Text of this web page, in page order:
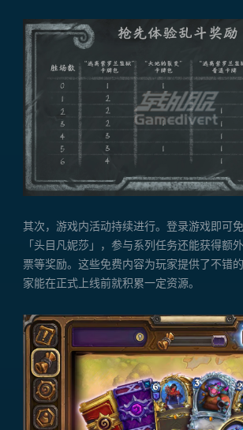
其次，游戏内活动持续进行。登录游戏即可
「头目凡妮莎」，参与系列任务还能获得额
票等奖励。这些免费内容为玩家提供了不错
家能在正式上线前就积累一定资源。